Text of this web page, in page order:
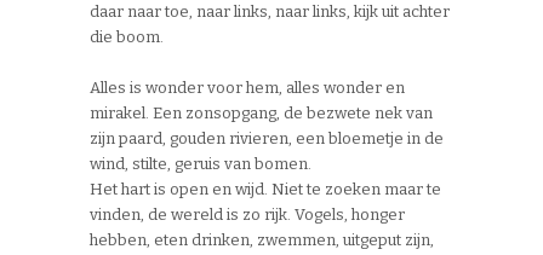
daar naar toe, naar links, naar links, kijk uit achter
die boom.
Alles is wonder voor hem, alles wonder en
mirakel. Een zonsopgang, de bezwete nek van
zijn paard, gouden rivieren, een bloemetje in de
wind, stilte, geruis van bomen.
Het hart is open en wijd. Niet te zoeken maar te
vinden, de wereld is zo rijk. Vogels, honger
hebben, eten drinken, zwemmen, uitgeput zijn,